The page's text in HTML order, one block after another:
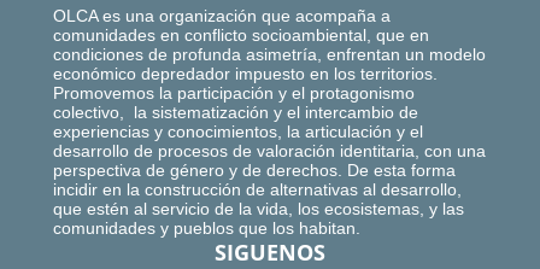
OLCA es una organización que acompaña a
comunidades en conflicto socioambiental, que en
condiciones de profunda asimetría, enfrentan un modelo
económico depredador impuesto en los territorios.
Promovemos la participación y el protagonismo
colectivo, la sistematización y el intercambio de
experiencias y conocimientos, la articulación y el
desarrollo de procesos de valoración identitaria, con una
perspectiva de género y de derechos. De esta forma
incidir en la construcción de alternativas al desarrollo,
que estén al servicio de la vida, los ecosistemas, y las
comunidades y pueblos que los habitan.
SIGUENOS